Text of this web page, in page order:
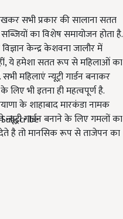
Subscribe
सभी प्रकार की सालाना सतत
सब्जियों का विशेष समायोजन होता है.
केन्द्र केशवना जालौर में
नहीं, ये हमेशा सतत रूप से महिलाओं का
महिलाएं न्यूट्री गार्डन बनाकर
भी इतना ही महत्वपूर्ण है.
के शाहाबाद मारकंडा नामक
गार्डन बनाने के लिए गमलों का
देते है तो मानसिक रूप से ताजेपन का